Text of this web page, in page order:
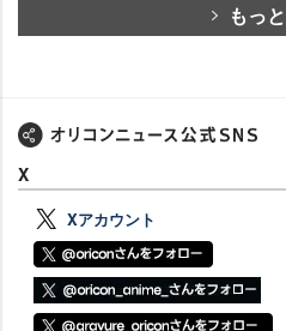
もっ
X
Xアカウント